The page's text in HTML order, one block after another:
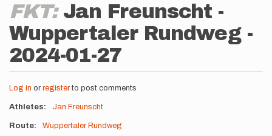
FKT: Jan Freunscht -
Wuppertaler Rundweg -
2024-01-27
Log in or registerto post comments
Athletes Jan Freunscht
Route Wuppertaler Rundweg